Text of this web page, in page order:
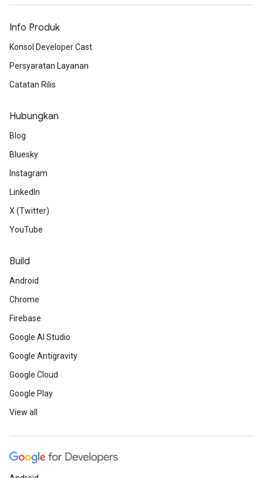
Info Produk
Konsol Developer Cast
Persyaratan Layanan
Catatan Rilis
Hubungkan
Blog
Bluesky
Instagram
LinkedIn
X (Twitter)
YouTube
Build
Android
Chrome
Firebase
Google AI Studio
Google Antigravity
Google Cloud
Google Play
View all